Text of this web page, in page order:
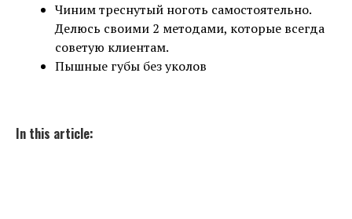
Чиним треснутый ноготь самостоятельно.
Делюсь своими 2 методами, которые всегда
советую клиентам.
Пышные губы без уколов
In this article: